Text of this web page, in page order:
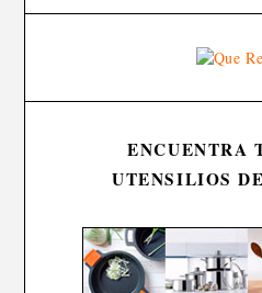
ENCUENTRA
UTENSILIOS